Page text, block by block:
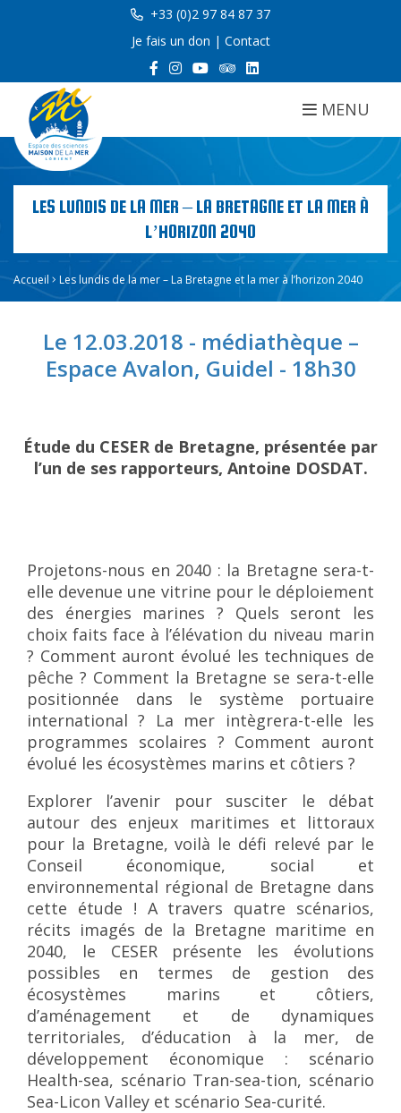
+33 (0)2 97 84 87 37
Je fais un don | Contact
MENU
LES LUNDIS DE LA MER – LA BRETAGNE ET LA MER À
L’HORIZON 2040
Accueil Les lundis de la mer – La Bretagne et la mer à l’horizon 2040
Le 12.03.2018 - médiathèque –
Espace Avalon, Guidel - 18h30
Étude du CESER de Bretagne, présentée par
l’un de ses rapporteurs, Antoine DOSDAT.
Projetons-nous en 2040 : la Bretagne sera-t-
elle devenue une vitrine pour le déploiement
des énergies marines ? Quels seront les
choix faits face à l’élévation du niveau marin
? Comment auront évolué les techniques de
pêche ? Comment la Bretagne se sera-t-elle
positionnée dans le système portuaire
international ? La mer intègrera-t-elle les
programmes scolaires ? Comment auront
évolué les écosystèmes marins et côtiers ?
Explorer l’avenir pour susciter le débat
autour des enjeux maritimes et littoraux
pour la Bretagne, voilà le défi relevé par le
Conseil économique, social et
environnemental régional de Bretagne dans
cette étude ! A travers quatre scénarios,
récits imagés de la Bretagne maritime en
2040, le CESER présente les évolutions
possibles en termes de gestion des
écosystèmes marins et côtiers,
d’aménagement et de dynamiques
territoriales, d’éducation à la mer, de
développement économique : scénario
Health-sea, scénario Tran-sea-tion, scénario
Sea-Licon Valley et scénario Sea-curité.